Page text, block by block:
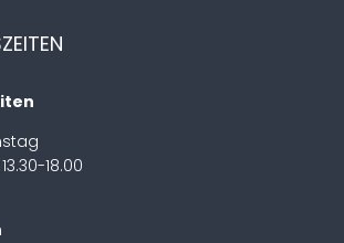
18.00